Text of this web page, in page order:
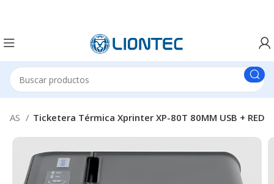
Ticketera Térmica Xprinter XP-80T 80MM USB + RED